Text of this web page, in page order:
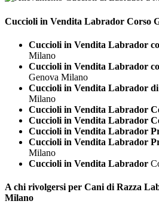
Cuccioli in Vendita Labrador Corso
Cuccioli in Vendita Labrador
Milano
Cuccioli in Vendita Labrador
Genova Milano
Cuccioli in Vendita Labrador di
Milano
Cuccioli in Vendita Labrador
Cuccioli in Vendita Labrador
Cuccioli in Vendita Labrador
Cuccioli in Vendita Labrador
Milano
Cuccioli in Vendita Labrador
A chi rivolgersi per Cani di Razza
Milano